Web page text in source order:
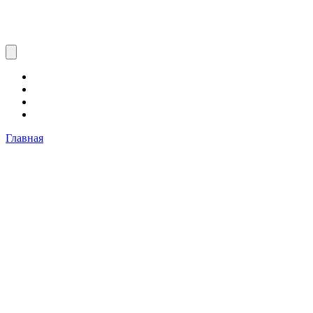
Главная